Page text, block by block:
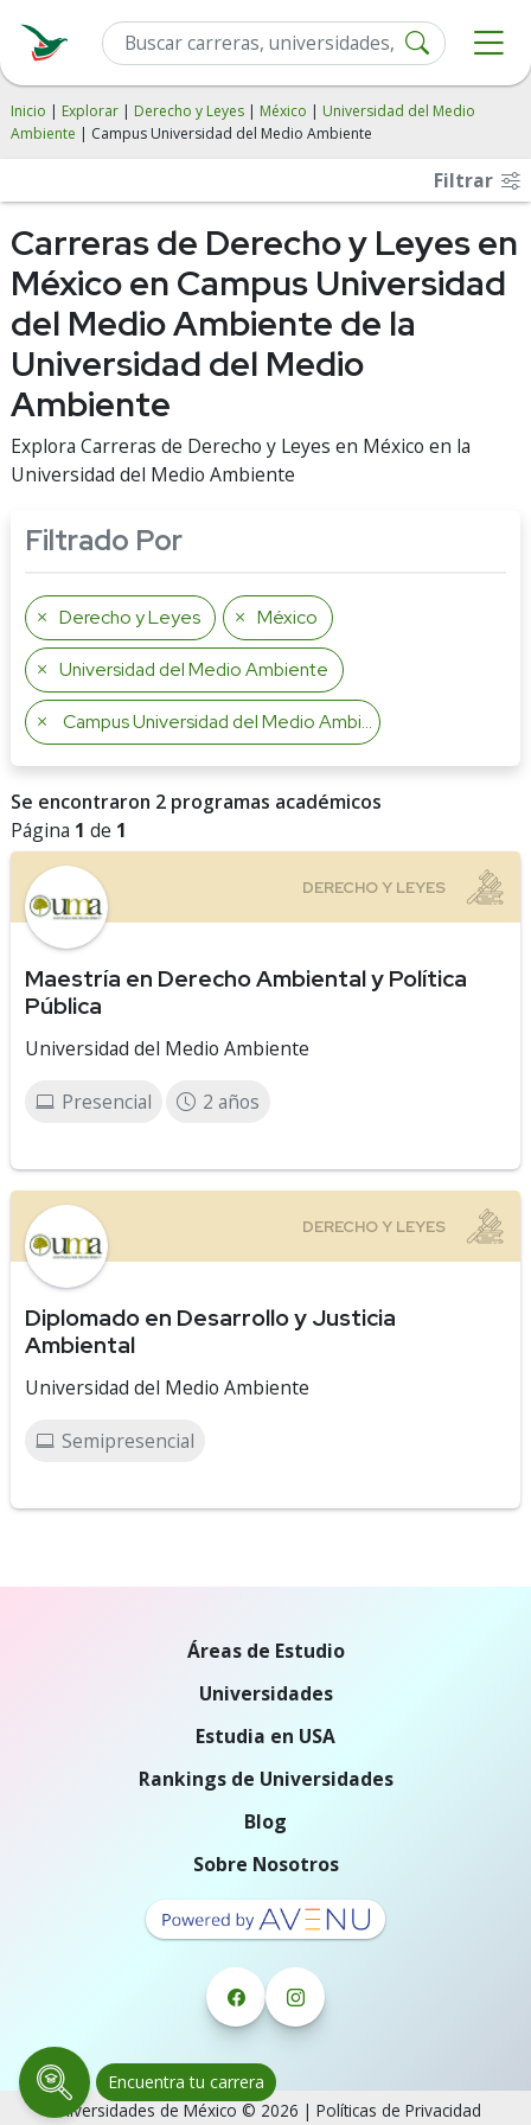
Inicio | Explorar | Derecho y Leyes | México | Universidad del Medio
Ambiente | Campus Universidad del Medio Ambiente
Filtrar
Carreras de Derecho y Leyes en
México en Campus Universidad
del Medio Ambiente de la
Universidad del Medio
Ambiente
Explora Carreras de Derecho y Leyes en México en la
Universidad del Medio Ambiente
Filtrado Por
Derecho y Leyes México
Universidad del Medio Ambiente
Campus Universidad del Medio Ambiente
Se encontraron 2 programas académicos
Página 1 de 1
Maestría en Derecho Ambiental y Política
Pública
Universidad del Medio Ambiente
Presencial 2 años
Diplomado en Desarrollo y Justicia
Ambiental
Universidad del Medio Ambiente
Semipresencial
Encuentra tu carrera
Áreas de Estudio
Universidades
Estudia en USA
Rankings de Universidades
Blog
Sobre Nosotros
Universidades de México © 2026 | Políticas de Privacidad